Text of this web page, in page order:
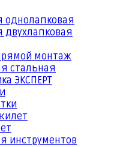
однолапковая
двухлапковая
монтаж
стальная
ЭКСПЕРТ
инструментов